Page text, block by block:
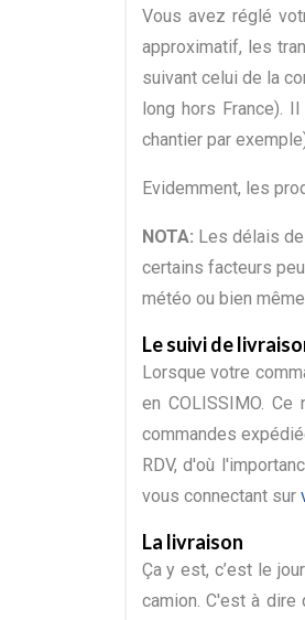
Vous avez réglé
approximatif, les
suivant celui de la
long hors France).
chantier par
Evidemment, les
NOTA: Les délais
certains facteurs
météo ou bien
Le suivi de
Lorsque votre
en COLISSIMO.
commandes
RDV, d'où
vous connectant sur
La livraison
Ça y est, c’est le
camion. C'est à dire